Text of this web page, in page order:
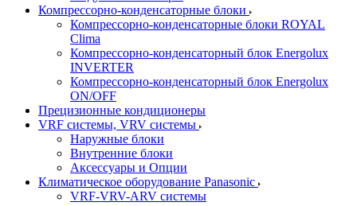
Компрессорно-конденсаторные блоки
Компрессорно-конденсаторные блоки ROYAL
Clima
Компрессорно-конденсаторный блок Energolux
INVERTER
Компрессорно-конденсаторный блок Energolux
ON/OFF
Прецизионные кондиционеры
VRF системы, VRV системы
Наружные блоки
Внутренние блоки
Аксессуары и Опции
Климатическое оборудование Panasonic
VRF-VRV-ARV системы